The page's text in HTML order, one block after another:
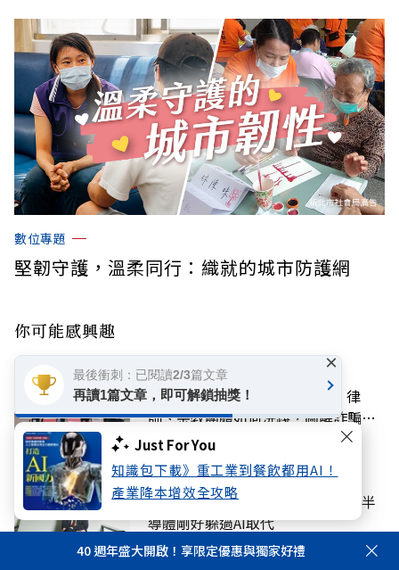
Just For You
知識包下載》重工業到餐飲都用AI！
產業降本增效全攻略
數位專題
堅韌守護，溫柔同行：織就的城市防護網
你可能感興趣
話題
陳昱瑄聯手掮客詐慈濟10.6億！律
師、宗教團體如何洗錢？圖解詐騙關
係網
科技
台灣年輕人前途較抗跌？林宜敬：半
導體剛好躲過AI取代
40 週年盛大開啟！享限定優惠與獨家好禮
最後衝刺：已閱讀2/3篇文章
再讀1篇文章，即可解鎖抽獎！
×